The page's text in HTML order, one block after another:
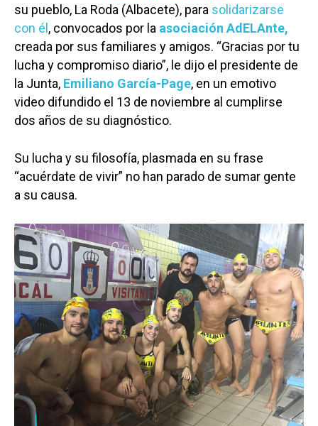
su pueblo, La Roda (Albacete), para solidarizarse
con él, convocados por la asociación AdELAnte,
creada por sus familiares y amigos. “Gracias por tu
lucha y compromiso diario”, le dijo el presidente de
la Junta, Emiliano García-Page, en un emotivo
video difundido el 13 de noviembre al cumplirse
dos años de su diagnóstico.
Su lucha y su filosofía, plasmada en su frase
“acuérdate de vivir” no han parado de sumar gente
a su causa.